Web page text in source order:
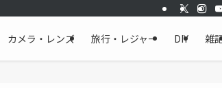
カメラ・レンズ 旅行・レジャー DIY 雑